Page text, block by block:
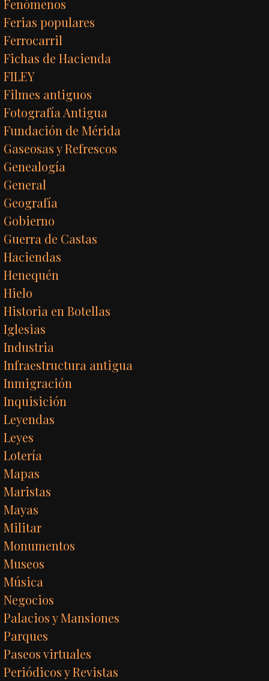
Fenómenos
Ferias populares
Ferrocarril
Fichas de Hacienda
FILEY
Filmes antiguos
Fotografía Antigua
Fundación de Mérida
Gaseosas y Refrescos
Genealogía
General
Geografía
Gobierno
Guerra de Castas
Haciendas
Henequén
Hielo
Historia en Botellas
Iglesias
Industria
Infraestructura antigua
Inmigración
Inquisición
Leyendas
Leyes
Lotería
Mapas
Maristas
Mayas
Militar
Monumentos
Museos
Música
Negocios
Palacios y Mansiones
Parques
Paseos virtuales
Periódicos y Revistas